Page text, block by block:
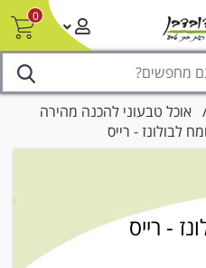
0
קשר/ביטול הזמנה
אוכל טבעוני להכנה מהירה
לבולונז - רייס
- רייס